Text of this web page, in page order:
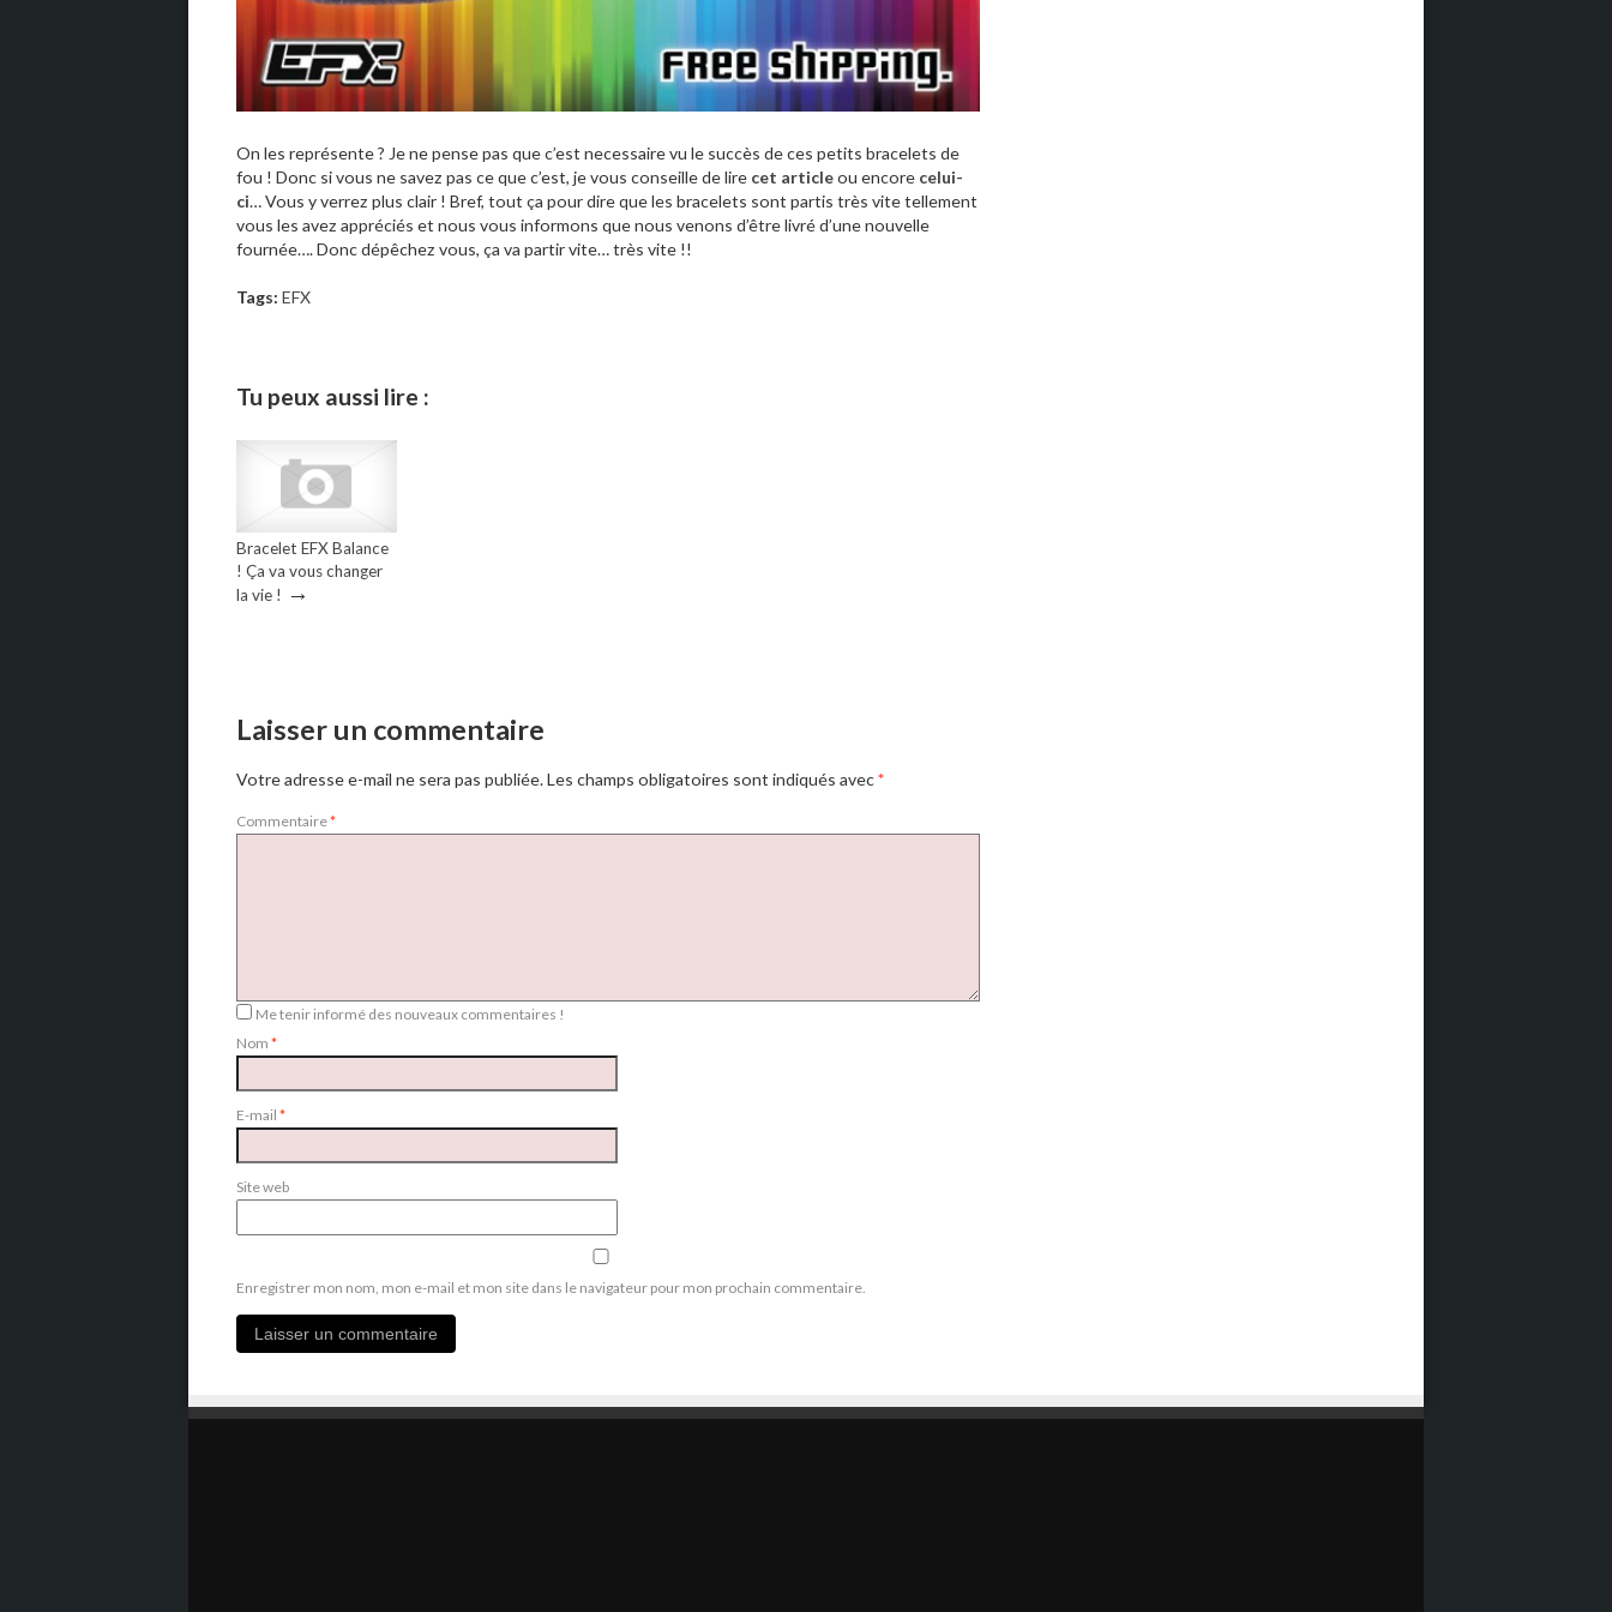
On les représente ? Je ne pense pas que c’est necessaire vu le succès de ces petits bracelets de
fou ! Donc si vous ne savez pas ce que c’est, je vous conseille de lire cet articleou encore celui-
ci… Vous y verrez plus clair ! Bref, tout ça pour dire que les bracelets sont partis très vite tellement
vous les avez appréciés et nous vous informons que nous venons d’être livré d’une nouvelle
fournée…. Donc dépêchez vous, ça va partir vite… très vite !!
Tags: EFX
Tu peux aussi lire :
Bracelet EFX Balance
! Ça va vous changer
la vie ! →
Laisser un commentaire
Votre adresse e-mail ne sera pas publiée.Les champs obligatoires sont indiqués avec*
Commentaire*
Me tenir informé des nouveaux commentaires !
Nom *
E-mail *
Site web
Enregistrer mon nom, mon e-mail et mon site dans le navigateur pour mon prochain commentaire.